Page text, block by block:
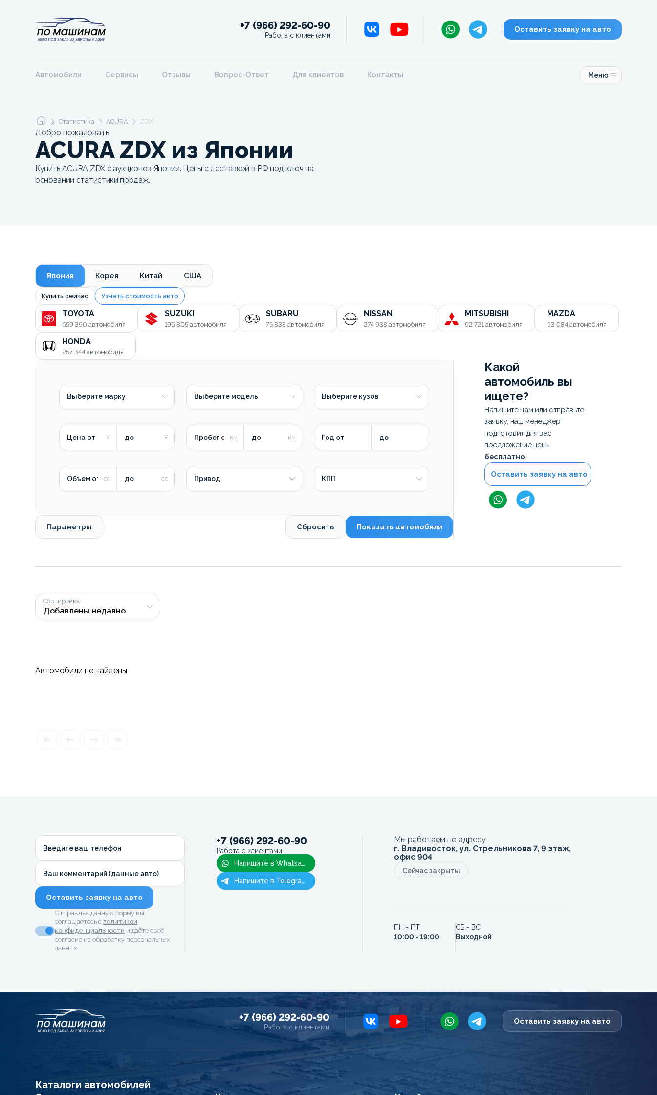
+7 (966) 292-60-90
Работа с клиентами
Оставить заявку на авто
Автомобили Сервисы Отзывы Вопрос-Ответ Для клиентов Контакты Меню
Статистика ACURA ZDX
Добро пожаловать
ACURA ZDX из Японии
Купить ACURA ZDX с аукционов Японии. Цены с доставкой в РФ под ключ на
основании статистики продаж.
Япония Корея Китай США
Купить сейчас Узнать стоимость авто
TOYOTA
659 390 автомобиля
SUZUKI
196 805 автомобиля
SUBARU
75 838 автомобиля
NISSAN
274 938 автомобиля
MITSUBISHI
92 721 автомобиля
MAZDA
93 084 автомобиля
HONDA
257 344 автомобиля
Выберите марку Выберите модель Выберите кузов
Цена от до Пробег от до Год от до
Объем от до Привод КПП
Параметры Сбросить Показать автомобили
Какой
автомобиль вы
ищете?
Напишите нам или отправьте
заявку, наш менеджер
подготовит для вас
предложение цены
бесплатно.
Оставить заявку на авто
Сортировка
Автомобили не найдены
Введите ваш телефон
Ваш комментарий (данные авто)
Оставить заявку на авто
Отправляя данную форму вы
соглашаетесь с политикой
конфиденциальности и даёте своё
согласие на обработку персональных
данных.
+7 (966) 292-60-90
Работа с клиентами
Напишите в Whatsapp
Напишите в Telegram
Мы работаем по адресу
г. Владивосток, ул. Стрельникова 7, 9 этаж,
офис 904
Сейчас закрыты
ПН - ПТ
10:00 - 19:00
СБ - ВС
Выходной
+7 (966) 292-60-90
Работа с клиентами
Оставить заявку на авто
Каталоги автомобилей